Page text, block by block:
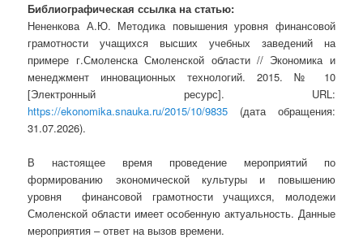
Библиографическая ссылка на статью:
Нененкова А.Ю. Методика повышения уровня финансовой
грамотности учащихся высших учебных заведений на
примере г.Смоленска Смоленской области // Экономика и
менеджмент инновационных технологий. 2015. № 10
[Электронный ресурс]. URL:
https://ekonomika.snauka.ru/2015/10/9835 (дата обращения:
31.07.2026).
В настоящее время проведение мероприятий по
формированию экономической культуры и повышению
уровня финансовой грамотности учащихся, молодежи
Смоленской области имеет особенную актуальность. Данные
мероприятия – ответ на вызов времени.